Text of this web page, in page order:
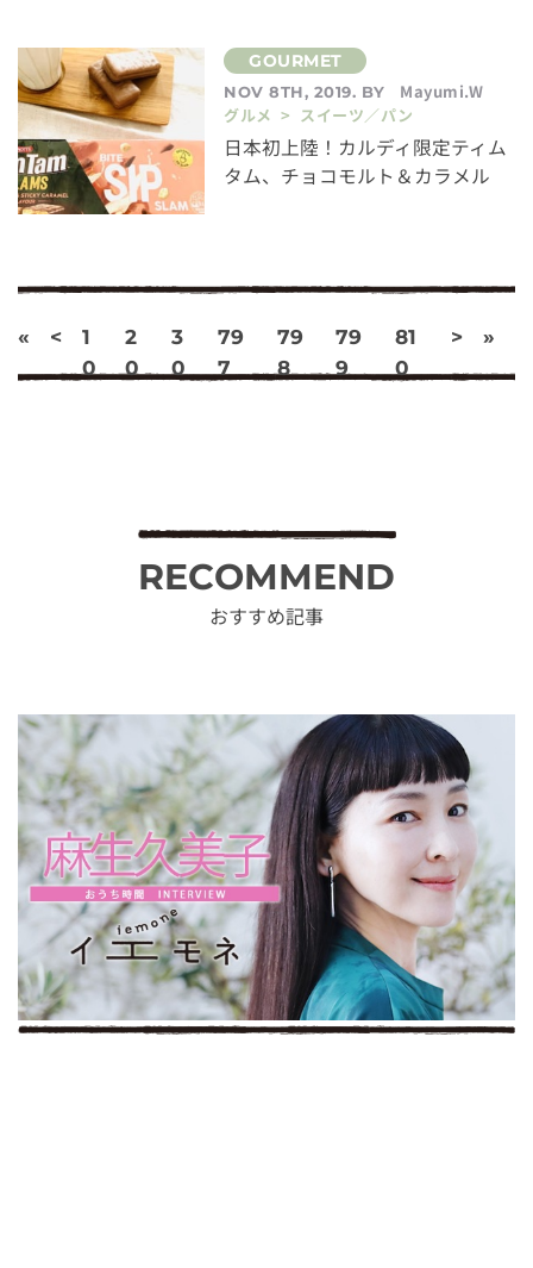
NOV 8TH, 2019. BY
Mayumi.W
グルメ > スイーツ／パン
日本初上陸！カルディ限定ティム
タム、チョコモルト＆カラメル
« <
1
0
2
0
3
0
79
7
79
8
79
9
81
0
> »
RECOMMEND
おすすめ記事